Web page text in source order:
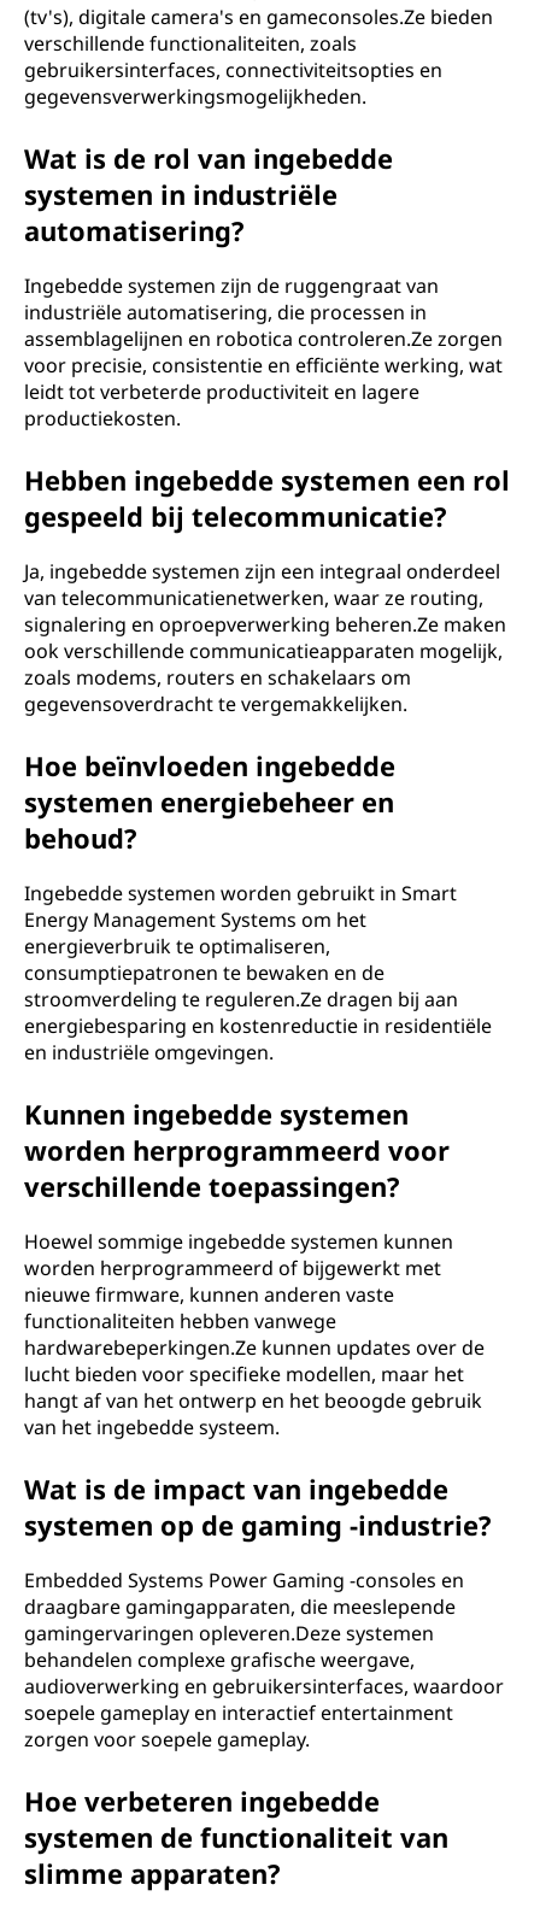
(tv's), digitale camera's en gameconsoles.Ze bieden
verschillende functionaliteiten, zoals
gebruikersinterfaces, connectiviteitsopties en
gegevensverwerkingsmogelijkheden.
Wat is de rol van ingebedde
systemen in industriële
automatisering?
Ingebedde systemen zijn de ruggengraat van
industriële automatisering, die processen in
assemblagelijnen en robotica controleren.Ze zorgen
voor precisie, consistentie en efficiënte werking, wat
leidt tot verbeterde productiviteit en lagere
productiekosten.
Hebben ingebedde systemen een rol
gespeeld bij telecommunicatie?
Ja, ingebedde systemen zijn een integraal onderdeel
van telecommunicatienetwerken, waar ze routing,
signalering en oproepverwerking beheren.Ze maken
ook verschillende communicatieapparaten mogelijk,
zoals modems, routers en schakelaars om
gegevensoverdracht te vergemakkelijken.
Hoe beïnvloeden ingebedde
systemen energiebeheer en
behoud?
Ingebedde systemen worden gebruikt in Smart
Energy Management Systems om het
energieverbruik te optimaliseren,
consumptiepatronen te bewaken en de
stroomverdeling te reguleren.Ze dragen bij aan
energiebesparing en kostenreductie in residentiële
en industriële omgevingen.
Kunnen ingebedde systemen
worden herprogrammeerd voor
verschillende toepassingen?
Hoewel sommige ingebedde systemen kunnen
worden herprogrammeerd of bijgewerkt met
nieuwe firmware, kunnen anderen vaste
functionaliteiten hebben vanwege
hardwarebeperkingen.Ze kunnen updates over de
lucht bieden voor specifieke modellen, maar het
hangt af van het ontwerp en het beoogde gebruik
van het ingebedde systeem.
Wat is de impact van ingebedde
systemen op de gaming -industrie?
Embedded Systems Power Gaming -consoles en
draagbare gamingapparaten, die meeslepende
gamingervaringen opleveren.Deze systemen
behandelen complexe grafische weergave,
audioverwerking en gebruikersinterfaces, waardoor
soepele gameplay en interactief entertainment
zorgen voor soepele gameplay.
Hoe verbeteren ingebedde
systemen de functionaliteit van
slimme apparaten?